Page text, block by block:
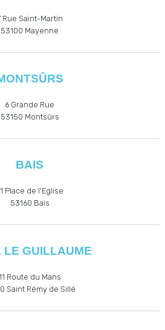
Rue Saint-Martin
53100 Mayenne
6 Grande Rue
53150 Montsûrs
BAIS
Place de l'Eglise
53160 Bais
LE GUILLAUME
Route du Mans
Saint Rémy de Sillé